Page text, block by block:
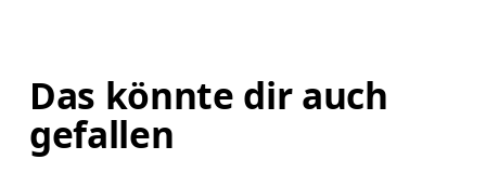
Das könnte dir auch
gefallen